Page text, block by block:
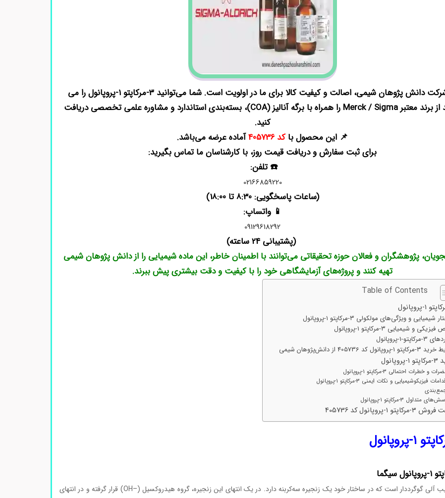
در شرکت دانش پژوهان شیمی، اصالت و کیفیت کالا برای ما در اولویت است. شما می‌توانید ۳-مرکاپتو ۱-پروپانول را می
توانید از برند معتبر Merck / Sigma را همراه با برگه آنالیز (COA)، بسته‌بندی استاندارد و مشاوره علمی تخصصی دریافت
کنید.
📌 این محصول باکد 405736
آماده عرضه می‌باشد.
برای ثبت سفارش و دریافت قیمت روز، با کارشناسان ما تماس بگیرید:
☎️ تلفن:
02166859220
(ساعات پاسخگویی: 8:30 تا 18:00)
📱 واتساپ:
09129618292
(پشتیبانی 24 ساعته)
پژوهشگران و فعالان حوزه تحقیقاتی می‌توانند با اطمینان خاطر، این ماده شیمیایی را از دانش پژوهان شیمی
تهیه کنند و پروژه‌های آزمایشگاهی خود را با کیفیت و دقت بیشتری پیش ببرند.
Table of Contents
شیمیایی و ویژگی‌های مولکولی ۳-مرکاپتو ۱-پروپانول
و شیمیایی ۳-مرکاپتو ۱-پروپانول
۱-پروپانول
پروپانول کد 405736 از دانش‌پژوهان شیمی
و خطرات احتمالی ۳-مرکاپتو ۱-پروپانول
فیزیکوشیمیایی و نکات ایمنی ۳-مرکاپتو ۱-پروپانول
متداول ۳-مرکاپتو ۱-پروپانول
۱-پروپانول کد 405736
یک ترکیب آلی گوگرددار است که در ساختار خود یک زنجیره سه‌کربنه دارد. در یک انتهای این زنجیره، گروه هیدروکسیل (–OH) قرار گرفته و در انتهای